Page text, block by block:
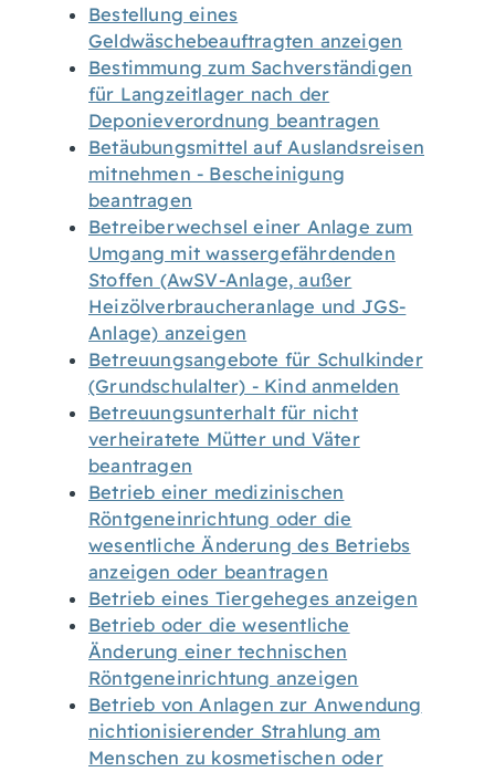
Bestellung eines
Geldwäschebeauftragten anzeigen
Bestimmung zum Sachverständigen
für Langzeitlager nach der
Deponieverordnung beantragen
Betäubungsmittel auf Auslandsreisen
mitnehmen - Bescheinigung
beantragen
Betreiberwechsel einer Anlage zum
Umgang mit wassergefährdenden
Stoffen (AwSV-Anlage, außer
Heizölverbraucheranlage und JGS-
Anlage) anzeigen
Betreuungsangebote für Schulkinder
(Grundschulalter) - Kind anmelden
Betreuungsunterhalt für nicht
verheiratete Mütter und Väter
beantragen
Betrieb einer medizinischen
Röntgeneinrichtung oder die
wesentliche Änderung des Betriebs
anzeigen oder beantragen
Betrieb eines Tiergeheges anzeigen
Betrieb oder die wesentliche
Änderung einer technischen
Röntgeneinrichtung anzeigen
Betrieb von Anlagen zur Anwendung
nichtionisierender Strahlung am
Menschen zu kosmetischen oder